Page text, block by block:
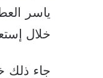
ياسر
خلال
جاء ذلك